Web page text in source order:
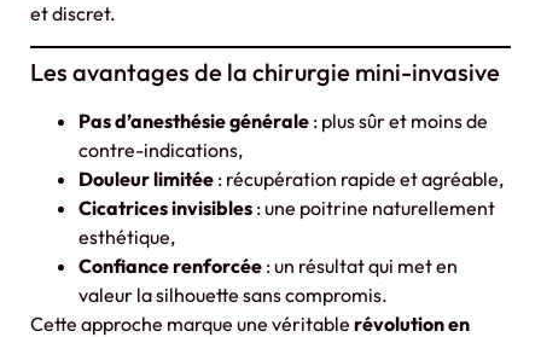
et discret.
Les avantages de la chirurgie mini-invasive
Pas d’anesthésie générale : plus sûr et moins de
contre-indications,
Douleur limitée : récupération rapide et agréable,
Cicatrices invisibles : une poitrine naturellement
esthétique,
Confiance renforcée : un résultat qui met en
valeur la silhouette sans compromis.
Cette approche marque une véritable révolution en